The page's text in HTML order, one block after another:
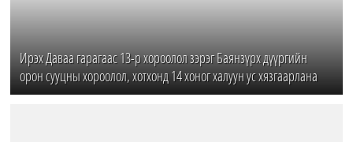
Ирэх Даваа гарагаас 13-р хороолол зэрэг Баянзүрх дүүргийн
орон сууцны хороолол, хотхонд 14 хоног халуун ус хязгаарлана